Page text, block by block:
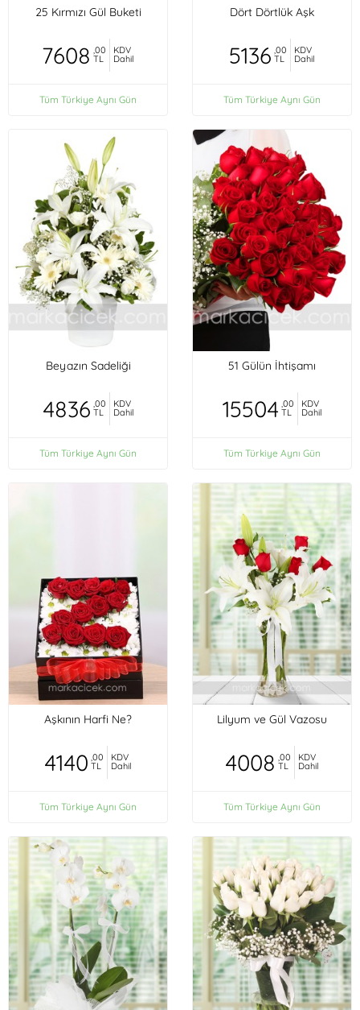
25 Kırmızı Gül Buketi
7608 ,00
TL
KDV
Dahil
Tüm Türkiye Aynı Gün
Dört Dörtlük Aşk
5136 ,00
TL
KDV
Dahil
Tüm Türkiye Aynı Gün
Beyazın Sadeliği
4836 ,00
TL
KDV
Dahil
Tüm Türkiye Aynı Gün
51 Gülün İhtişamı
15504 ,00
TL
KDV
Dahil
Tüm Türkiye Aynı Gün
Aşkının Harfi Ne?
4140 ,00
TL
KDV
Dahil
Tüm Türkiye Aynı Gün
Lilyum ve Gül Vazosu
4008 ,00
TL
KDV
Dahil
Tüm Türkiye Aynı Gün